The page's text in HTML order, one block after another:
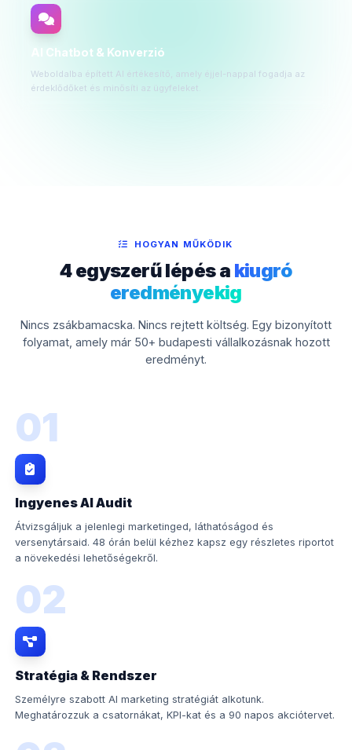
AI Chatbot & Konverzió
Weboldalba épített AI értékesítő, amely éjjel-nappal fogadja az
érdeklődőket és minősíti az ügyfeleket.
HOGYAN MŰKÖDIK
4 egyszerű lépés a kiugró
eredményekig
Nincs zsákbamacska. Nincs rejtett költség. Egy bizonyított
folyamat, amely már 50+ budapesti vállalkozásnak hozott
eredményt.
01
Ingyenes AI Audit
Átvizsgáljuk a jelenlegi marketinged, láthatóságod és
versenytársaid. 48 órán belül kézhez kapsz egy részletes riportot
a növekedési lehetőségekről.
02
Stratégia & Rendszer
Személyre szabott AI marketing stratégiát alkotunk.
Meghatározzuk a csatornákat, KPI-kat és a 90 napos akciótervet.